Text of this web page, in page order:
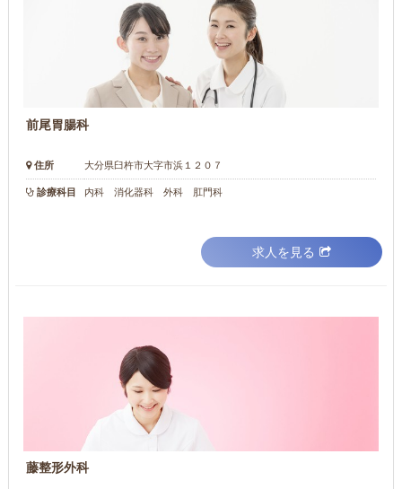
前尾胃腸科
住所 大分県臼杵市大字市浜１２０７
診療科目 内科 消化器科 外科 肛門科
求人を見る
藤整形外科